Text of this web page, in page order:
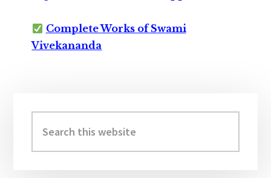
Complete Works of Swami
Vivekananda
Sidebar
this
website